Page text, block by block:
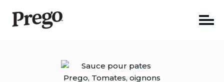
content